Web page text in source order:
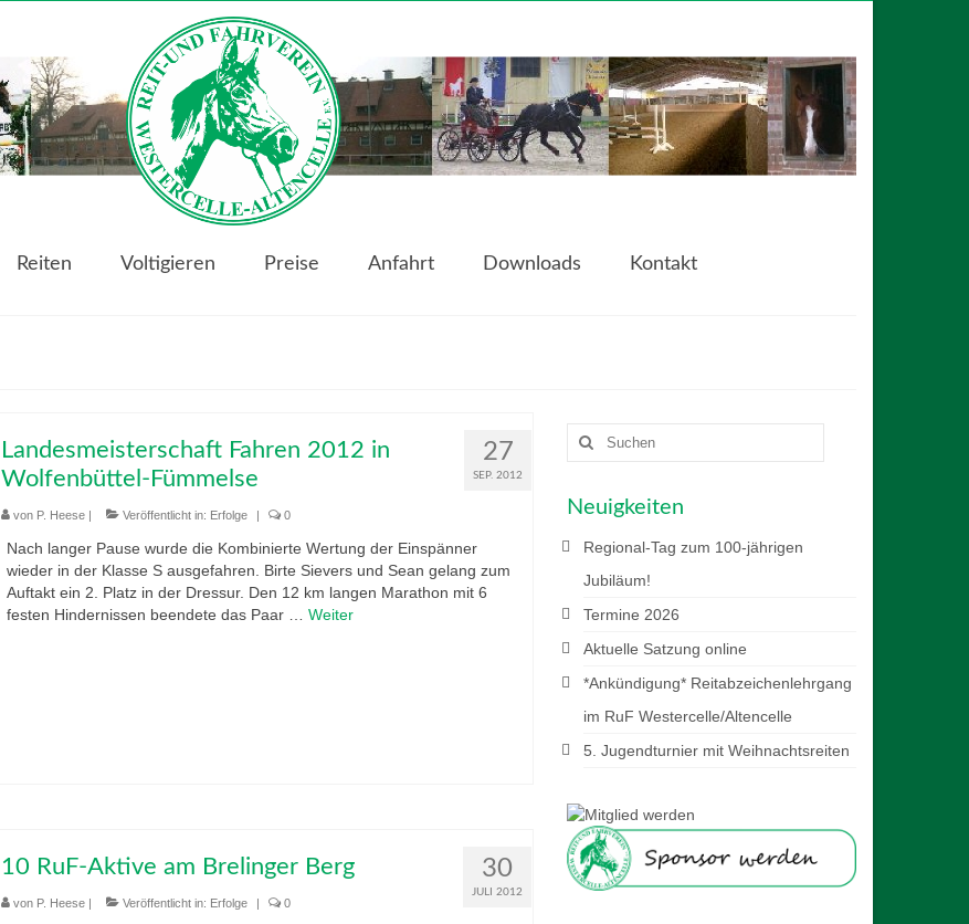
Reiten Voltigieren Preise Anfahrt Downloads Kontakt
27
SEP. 2012
Landesmeisterschaft Fahren 2012 in
Wolfenbüttel-Fümmelse
von P. Heese| Veröffentlicht in: Erfolge | 0
Nach langer Pause wurde die Kombinierte Wertung der Einspänner
wieder in der Klasse S ausgefahren. Birte Sievers und Sean gelang zum
Auftakt ein 2. Platz in der Dressur. Den 12 km langen Marathon mit 6
festen Hindernissen beendete das Paar … Weiter
30
JULI 2012
10 RuF-Aktive am Brelinger Berg
von P. Heese| Veröffentlicht in: Erfolge | 0
Suchen
nach:
Neuigkeiten
Regional-Tag zum 100-jährigen
Jubiläum!
Termine 2026
Aktuelle Satzung online
*Ankündigung* Reitabzeichenlehrgang
im RuF Westercelle/Altencelle
5. Jugendturnier mit Weihnachtsreiten